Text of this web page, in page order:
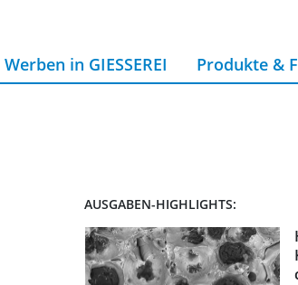
Werben in GIESSEREI Produkte &
AUSGABEN-HIGHLIGHTS: